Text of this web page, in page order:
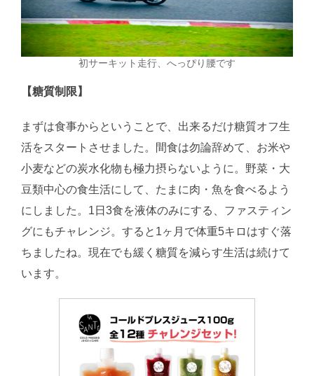
初サーキット走行、へっぴり腰です
【糖質制限】
まずは食事からということで、出来るだけ糖質オフ生
活をスタートさせました。間食は勿論辞めて、お米や
小麦などの炭水化物も極力摂らないように。野菜・大
豆類中心の食生活にして、たまに肉・魚を食べるよう
にしました。1日3食を液体のみにする、ファスティン
グにもチャレンジ。すると1ヶ月で体重5キロはすぐ落
ちましたね。現在でも緩く糖質を減らす生活は続けて
います。